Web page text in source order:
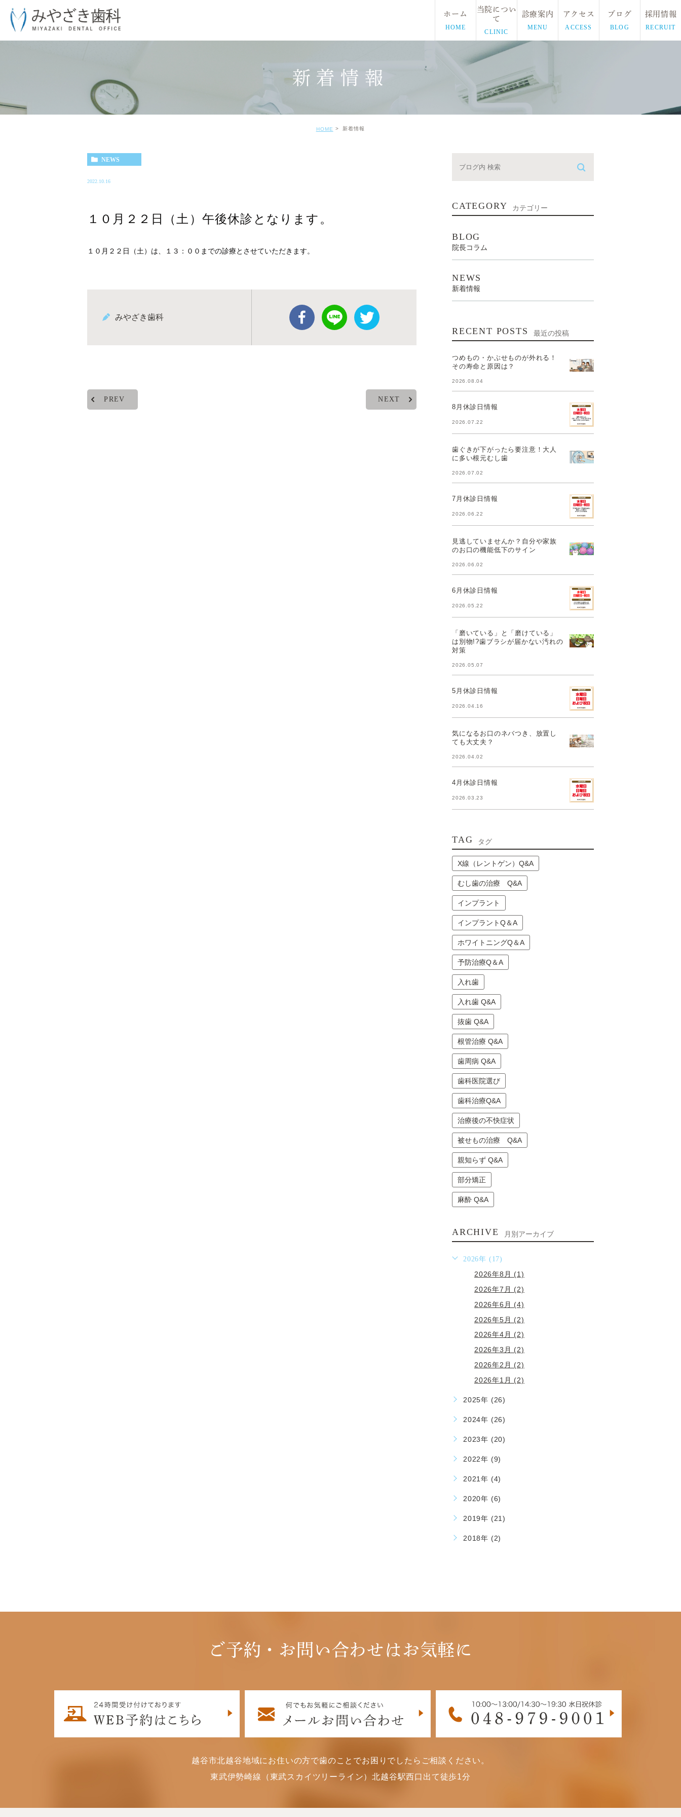
ホーム
HOME
当院につい
て
CLINIC
診療案内
MENU
アクセス
ACCESS
ブログ
BLOG
採用情報
RECRUIT
新着情報
HOME 新着情報
NEWS
2022.10.16
１０月２２日（土）午後休診となります。
１０月２２日（土）は、１３：００までの診療とさせていただきます。
みやざき歯科
PREV NEXT
CATEGORY カテゴリー
BLOG
院長コラム
NEWS
新着情報
RECENT POSTS 最近の投稿
つめもの・かぶせものが外れる！
その寿命と原因は？
2026.08.04
8月休診日情報
2026.07.22
歯ぐきが下がったら要注意！大人
に多い根元むし歯
2026.07.02
7月休診日情報
2026.06.22
見逃していませんか？自分や家族
のお口の機能低下のサイン
2026.06.02
6月休診日情報
2026.05.22
「磨いている」と「磨けている」
は別物!?歯ブラシが届かない汚れの
対策
2026.05.07
5月休診日情報
2026.04.16
気になるお口のネバつき、放置し
ても大丈夫？
2026.04.02
4月休診日情報
2026.03.23
TAG タグ
X線（レントゲン）Q&A
むし歯の治療 Q&A
インプラント
インプラントQ＆A
ホワイトニングQ＆A
予防治療Q＆A
入れ歯
入れ歯 Q&A
抜歯 Q&A
根管治療 Q&A
歯周病 Q&A
歯科医院選び
歯科治療Q&A
治療後の不快症状
被せもの治療 Q&A
親知らず Q&A
部分矯正
麻酔 Q&A
ARCHIVE 月別アーカイブ
2026年 (17)
2026年8月 (1)
2026年7月 (2)
2026年6月 (4)
2026年5月 (2)
2026年4月 (2)
2026年3月 (2)
2026年2月 (2)
2026年1月 (2)
2025年 (26)
2024年 (26)
2023年 (20)
2022年 (9)
2021年 (4)
2020年 (6)
2019年 (21)
2018年 (2)
ご予約・お問い合わせはお気軽に
越谷市北越谷地域にお住いの方で歯のことでお困りでしたらご相談ください。
東武伊勢崎線（東武スカイツリーライン）北越谷駅西口出て徒歩1分